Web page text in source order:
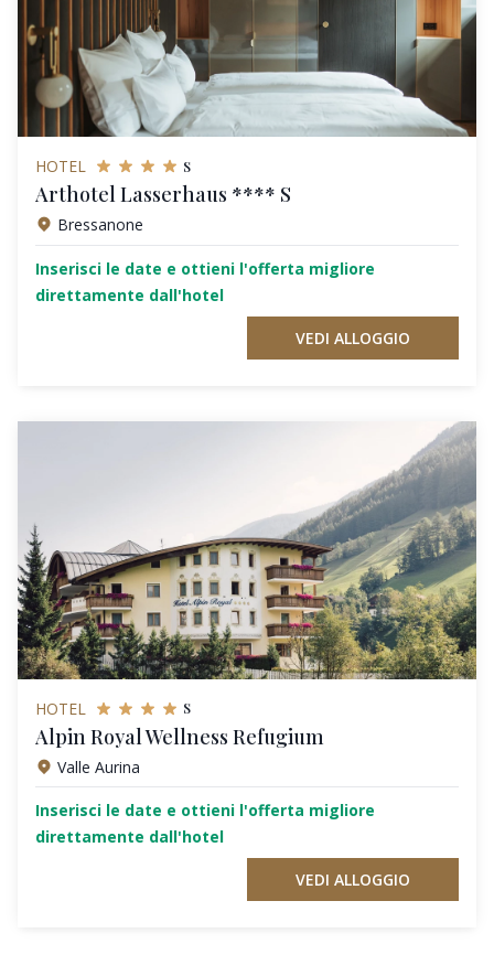
HOTEL s
Arthotel Lasserhaus **** S
Bressanone
Inserisci le date e ottieni l'offerta migliore
direttamente dall'hotel
VEDI ALLOGGIO
HOTEL s
Alpin Royal Wellness Refugium
Valle Aurina
Inserisci le date e ottieni l'offerta migliore
direttamente dall'hotel
VEDI ALLOGGIO